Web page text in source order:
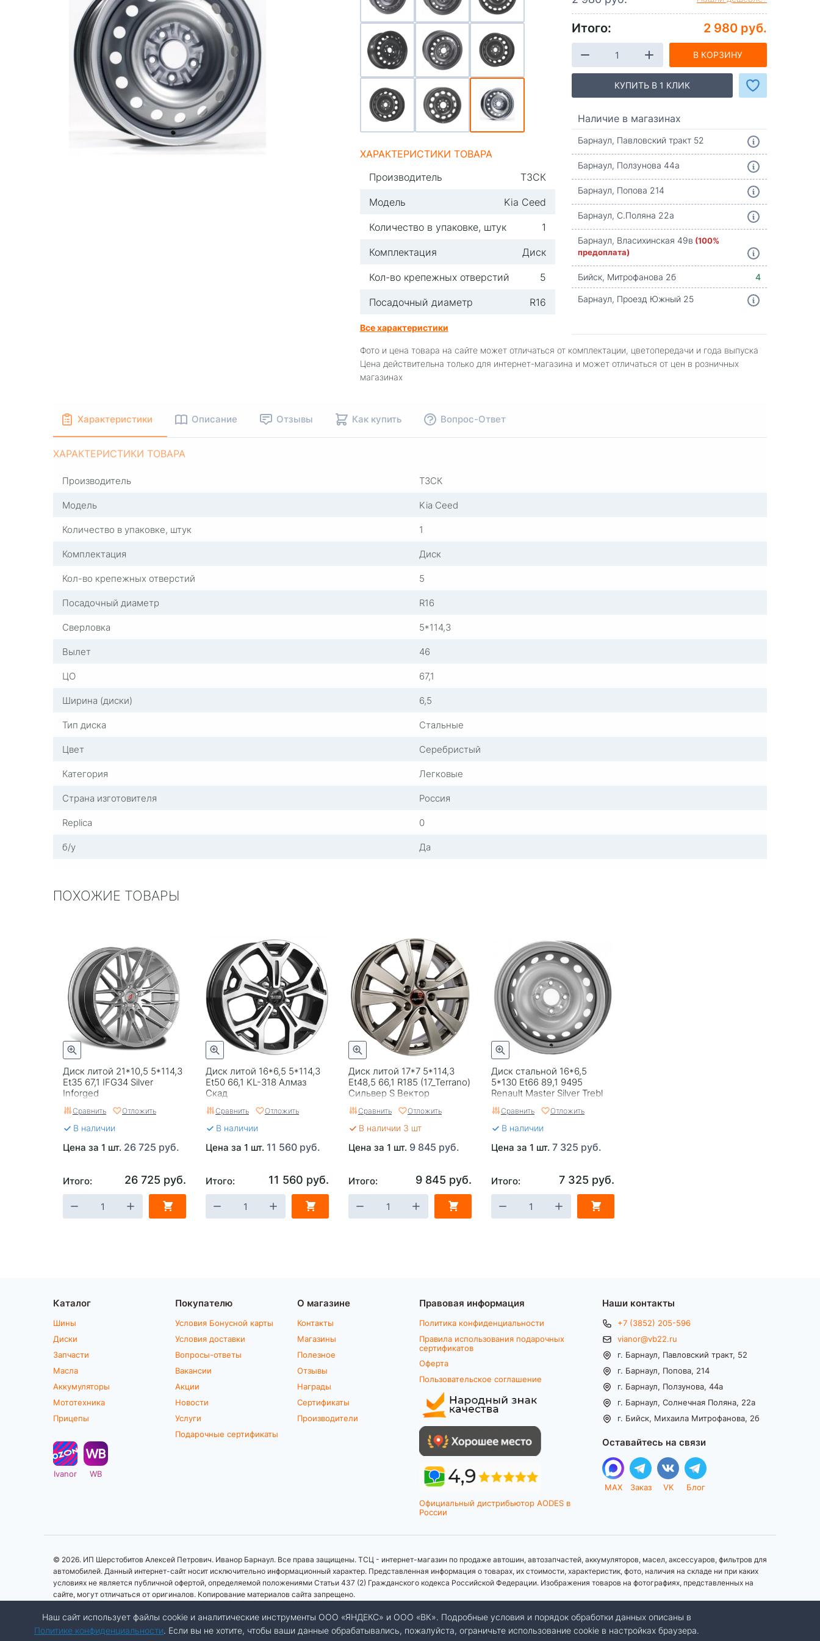
ХАРАКТЕРИСТИКИ ТОВАРА
Производитель
ТЗСК
Модель
Kia Ceed
Количество в упаковке, штук
1
Комплектация
Диск
Кол-во крепежных отверстий
5
Посадочный диаметр
R16
Все характеристики
Итого: 2 980 руб.
В КОРЗИНУ
КУПИТЬ В 1 КЛИК
Наличие в магазинах
Барнаул, Павловский тракт 52
Барнаул, Ползунова 44а
Барнаул, Попова 214
Барнаул, С.Поляна 22а
Барнаул, Власихинская 49в (100%
предоплата)
Бийск, Митрофанова 2б
4
Барнаул, Проезд Южный 25
Фото и цена товара на сайте может отличаться от комплектации, цветопередачи и года выпуска
Цена действительна только для интернет-магазина и может отличаться от цен в розничных
магазинах
Характеристики Описание Отзывы Как купить Вопрос-Ответ
ХАРАКТЕРИСТИКИ ТОВАРА
Производитель
ТЗСК
Модель
Kia Ceed
Количество в упаковке, штук
1
Комплектация
Диск
Кол-во крепежных отверстий
5
Посадочный диаметр
R16
Сверловка
5*114,3
Вылет
46
ЦО
67,1
Ширина (диски)
6,5
Тип диска
Стальные
Цвет
Серебристый
Категория
Легковые
Страна изготовителя
Россия
Replica
0
б/у
Да
ПОХОЖИЕ ТОВАРЫ
Диск литой 21*10,5 5*114,3
Et35 67,1 IFG34 Silver
Inforged
Сравнить Отложить
В наличии
Цена за 1 шт. 26 725 руб.
Итого: 26 725 руб.
Диск литой 16*6,5 5*114,3
Et50 66,1 KL-318 Алмаз
Скад
Сравнить Отложить
В наличии
Цена за 1 шт. 11 560 руб.
Итого: 11 560 руб.
Диск литой 17*7 5*114,3
Et48,5 66,1 R185 (17_Terrano)
Сильвер S Вектор
Сравнить Отложить
В наличии 3 шт
Цена за 1 шт. 9 845 руб.
Итого: 9 845 руб.
Диск стальной 16*6,5
5*130 Et66 89,1 9495
Renault Master Silver Trebl
Сравнить Отложить
В наличии
Цена за 1 шт. 7 325 руб.
Итого: 7 325 руб.
Каталог
Шины
Диски
Запчасти
Масла
Аккумуляторы
Мототехника
Прицепы
Ivanor WB
Покупателю
Условия Бонусной карты
Условия доставки
Вопросы-ответы
Вакансии
Акции
Новости
Услуги
Подарочные сертификаты
О магазине
Контакты
Магазины
Полезное
Отзывы
Награды
Сертификаты
Производители
Правовая информация
Политика конфиденциальности
Правила использования подарочных
сертификатов
Оферта
Пользовательское соглашение
Официальный дистрибьютор AODES в
России
Наши контакты
+7 (3852) 205-596
vianor@vb22.ru
г. Барнаул, Павловский тракт, 52
г. Барнаул, Попова, 214
г. Барнаул, Ползунова, 44а
г. Барнаул, Солнечная Поляна, 22а
г. Бийск, Михаила Митрофанова, 2б
Оставайтесь на связи
MAX Заказ VK Блог
© 2026. ИП Шерстобитов Алексей Петрович. Иванор Барнаул. Все права защищены. ТСЦ - интернет-магазин по продаже автошин, автозапчастей, аккумуляторов, масел, аксессуаров, фильтров для
автомобилей. Данный интернет-сайт носит исключительно информационный характер. Представленная информация о товарах, их стоимости, характеристик, фото, наличия на складе ни при каких
условиях не является публичной офертой, определяемой положениями Статьи 437 (2) Гражданского кодекса Российской Федерации. Изображения товаров на фотографиях, представленных на
сайте, могут отличаться от оригиналов. Копирование материалов сайта запрещено.
Разработка сайта:Авалон
Наш сайт использует файлы cookie и аналитические инструменты ООО «ЯНДЕКС» и ООО «ВК». Подробные условия и порядок обработки данных описаны в
Политике конфиденциальности. Если вы не хотите, чтобы ваши данные обрабатывались, пожалуйста, ограничьте использование cookie в настройках браузера.